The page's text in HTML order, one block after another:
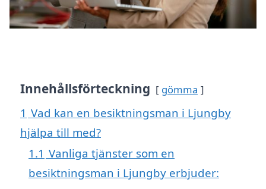
Innehållsförteckning gömma
1 Vad kan en besiktningsman i Ljungby
hjälpa till med?
1.1 Vanliga tjänster som en
besiktningsman i Ljungby erbjuder: